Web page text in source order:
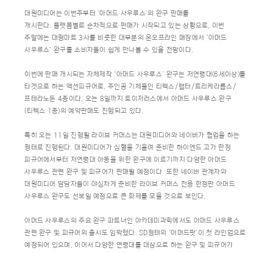
대원미디어는 이번주부터 ‘아머드 사우루스’의 완구 판매를
개시한다. 플랫폼별로 순차적으로 판매가 시작되고 있는 상황으로, 이번
주말에는 대형마트 3사를 비롯한 대부분의 온오프라인 매장에서 ‘아머드
사우루스’ 완구를 소비자들이 쉽게 만나볼 수 있을 전망이다.
이번에 판매 개시되는 자체제작 ‘아머드 사우루스’ 완구는 저연령대(6세이상)를
타겟으로 하는 액션피규어로, 주인공 기체들인 티렉스/랩터/트리케라톱스/
프테라노돈 4종이다. 오는 8일까지 토이저러스에서 아머드 사우루스 완구
(티렉스 1종)의 예약판매도 진행되고 있다.
특히 오는 11일 진행될 라이브 커머스는 대원미디어와 네이버가 협업을 하는
형태로 진행된다. 대원미디어가 심혈을 기울여 준비한 하이엔드 고가 한정
피규어에서부터 저연령대 아동을 위한 완구에 이르기까지 다양한 아머드
사우루스 관련 완구 및 피규어가 판매될 예정이다. 또한 네이버 관계자와
대원미디어 담당자들이 야심차게 준비한 라이브 커머스 전용 한정판 아머드
사우루스 완구도 선보일 예정으로 큰 화제를 모을 것으로 보인다.
아머드 사우루스의 주요 완구 파트너인 아카데미과학에서도 아머드 사우루스
관련 완구 및 피규어의 출시도 임박했다. SD형태의 ‘아머드팟’이 첫 라인업으로
예정되어 있으며, 이어서 다양한 연령대를 대상으로 하는 완구 및 피규어가